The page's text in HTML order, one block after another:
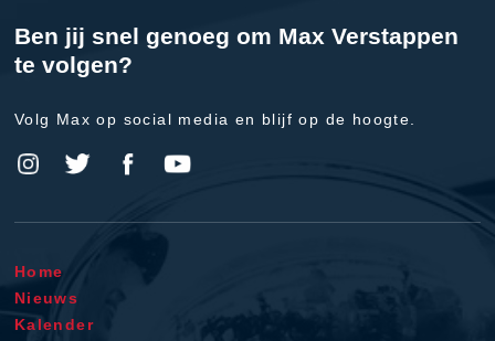
Ben jij snel genoeg om Max Verstappen
te volgen?
Volg Max op social media en blijf op de hoogte.
Home
Nieuws
Kalender